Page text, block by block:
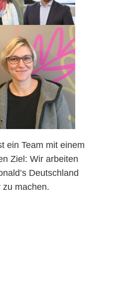
ein Team mit einem
Ziel: Wir arbeiten
Deutschland
zu machen.